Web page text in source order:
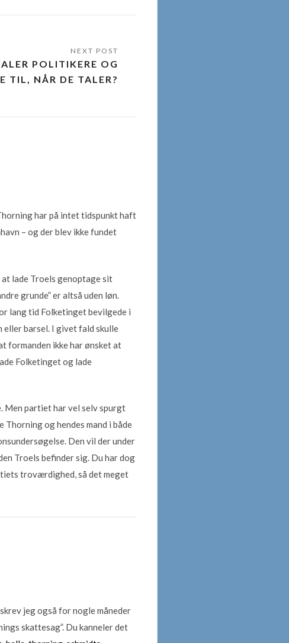
POLITIKERE OG
TIL, NÅR DE TALER?
har på intet tidspunkt haft
– og der blev ikke fundet
at lade Troels genoptage sit
grunde” er altså uden løn.
lang tid Folketinget bevilgede i
eller barsel. I givet fald skulle
formanden ikke har ønsket at
Folketinget og lade
Men partiet har vel selv spurgt
og hendes mand i både
Den vil der under
Troels befinder sig. Du har dog
troværdighed, så det meget
jeg også for nogle måneder
skattesag”. Du kanneler det